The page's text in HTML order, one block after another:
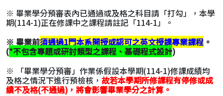
※ 畢業學分預審表內已通過或及格之科目請「打勾」，本學
期(114-1)正在修課中之課程請註記「114-1」。
※ 畢業前須通過1門本系開授或認可之英文授課專業課程 。
(*不包含專題或研討類型之課程、基礎程式設計)
※ 「畢業學分預審」作業係假設本學期(114-1)修課成績均
及格之情況下進行預檢核， 故若本學期所修課程有停修或成
績不及格(不通過)，將會影響畢業學分之計算。